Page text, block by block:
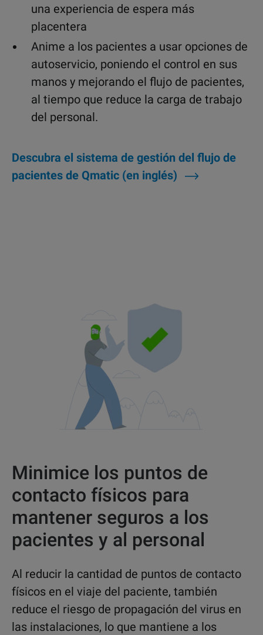
una experiencia de espera más
placentera
Anime a los pacientes a usar opciones de
autoservicio, poniendo el control en sus
manos y mejorando el flujo de pacientes,
al tiempo que reduce la carga de trabajo
del personal.
Descubra el sistema de gestión del flujo de
pacientes de Qmatic (en inglés)
Minimice los puntos de
contacto físicos para
mantener seguros a los
pacientes y al personal
Al reducir la cantidad de puntos de contacto
físicos en el viaje del paciente, también
reduce el riesgo de propagación del virus en
las instalaciones, lo que mantiene a los